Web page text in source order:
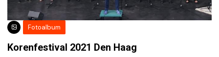
Fotoalbum
Korenfestival 2021 Den Haag